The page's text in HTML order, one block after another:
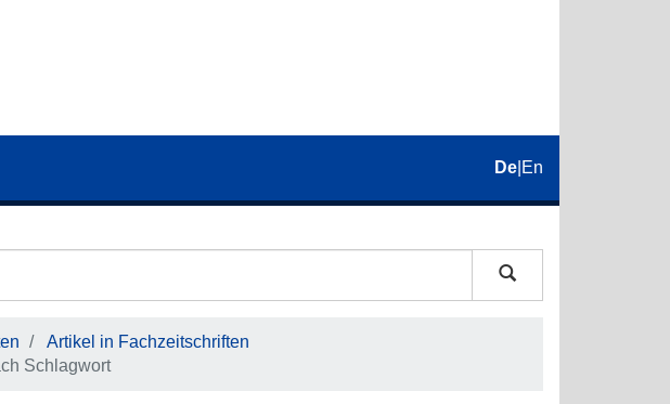
De En
Artikel in Fachzeitschriften
Schlagwort